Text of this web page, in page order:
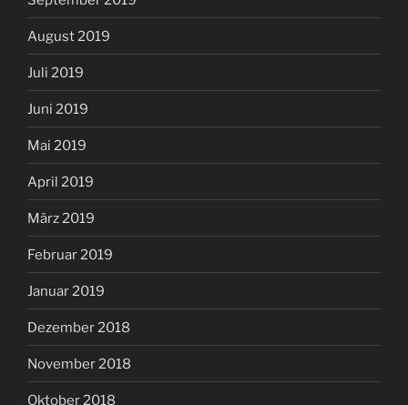
August 2019
Juli 2019
Juni 2019
Mai 2019
April 2019
März 2019
Februar 2019
Januar 2019
Dezember 2018
November 2018
Oktober 2018